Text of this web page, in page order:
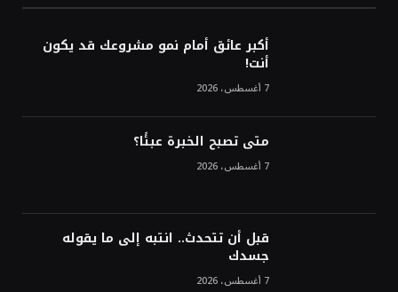
ترقب تطورات الوساطة بشأن الحرب
أكبر عائق أمام نمو مشروعك قد يكون
أنت!
7 أغسطس، 2026
متى تصبح الخبرة عبئًا؟
7 أغسطس، 2026
قبل أن تتحدث.. انتبه إلى ما يقوله
جسدك
7 أغسطس، 2026